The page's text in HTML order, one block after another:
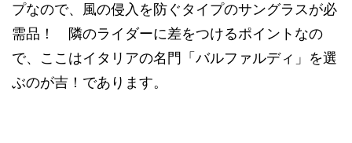
プなので、風の侵入を防ぐタイプのサングラスが必
需品！ 隣のライダーに差をつけるポイントなの
で、ここはイタリアの名門「バルファルディ」を選
ぶのが吉！であります。